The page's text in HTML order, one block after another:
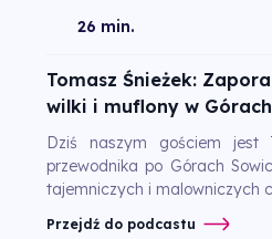
26 min.
Tomasz Śnieżek:
wilki i muflony w
Dziś naszym gościem jest
przewodnika po Górach
tajemniczych i malowniczych
Przejdź do podcastu